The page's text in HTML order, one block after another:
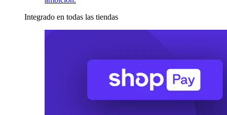
Integrado en todas las tiendas